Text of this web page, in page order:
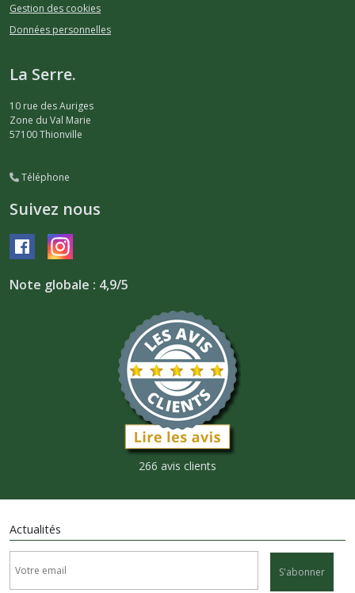
Gestion des cookies
Données personnelles
La Serre.
10 rue des Auriges
Zone du Val Marie
57100Thionville
Téléphone
Suivez nous
Note globale : 4,9/5
266 avis clients
Actualités
S'abonner